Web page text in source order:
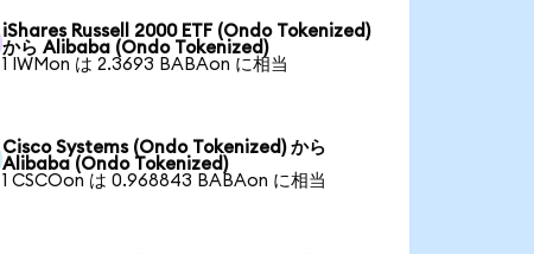
iShares Russell 2000 ETF (Ondo Tokenized)
から Alibaba (Ondo Tokenized)
1 IWMon は 2.3693 BABAon に相当
Cisco Systems (Ondo Tokenized) から
Alibaba (Ondo Tokenized)
1 CSCOon は 0.968843 BABAon に相当